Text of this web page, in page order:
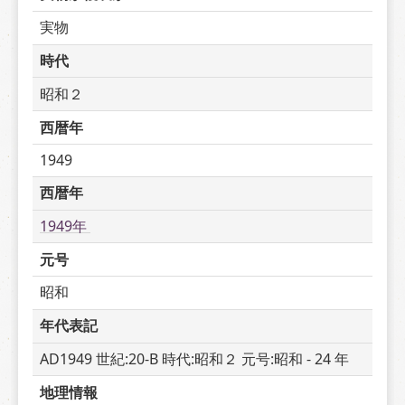
実物
時代
昭和２
西暦年
1949
西暦年
1949年
元号
昭和
年代表記
AD1949 世紀:20-B 時代:昭和２ 元号:昭和 - 24 年
地理情報